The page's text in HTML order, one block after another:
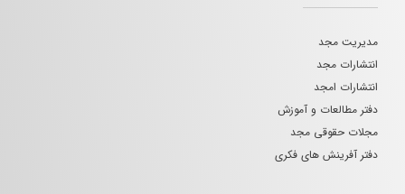
مدیریت مجد
انتشارات مجد
انتشارات امجد
دفتر مطالعات و آموزش
مجلات حقوقی مجد
دفتر آفرینش های فکری